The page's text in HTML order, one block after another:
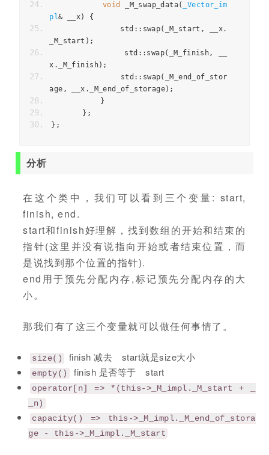
void _M_swap_data(
_Vector_im
pl& __x)
{
               std
:: swap( _M_start , __x.
_M_start );
               std
:: swap( _M_finish,
x . _M_finish);
               std
:: swap(
_M_end_of_stor
age , __x . _M_end_of_storage);
}
};
};
分析
在这个类中，我们可以看到三个变量: start,
finish, end.
start和finish好理解，找到数组的开始和结束的
指针(这里并没有说指向开始或者结束位置，而
是说找到那个位置的指针).
end用于预先分配内存,标记预先分配内存的大
小。
那我们有了这三个变量就可以做任何事情了。
size() finish 减去 start就是size大小
empty() finish 是否等于 start
operator[n] => *(this->_M_impl._M_start + _
_n)
capacity() => this->_M_impl._M_end_of_stora
ge - this->_M_impl._M_start